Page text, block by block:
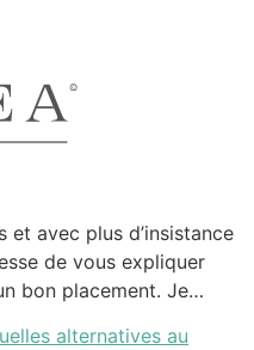
et avec plus d’insistance
de vous expliquer
bon placement. Je…
alternatives au